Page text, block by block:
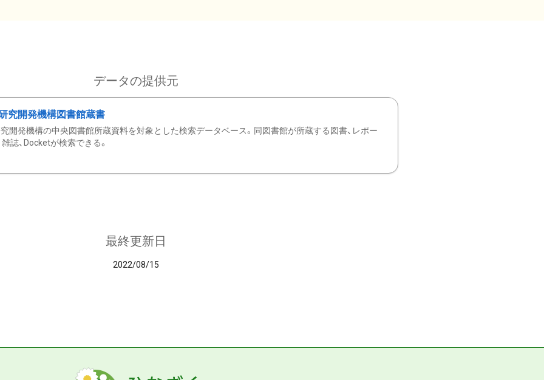
データの提供元
究開発機構図書館蔵書
開発機構の中央図書館所蔵資料を対象とした検索データベース。同図書館が所蔵する図書、レポー
雑誌、Docketが検索できる。
最終更新日
2022/08/15